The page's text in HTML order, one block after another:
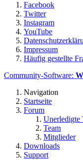
Facebook
Twitter
Instagram
YouTube
Impressum
Häufig gestellte
Community-Software:
Navigation
Startseite
Forum
Unerledigte
Team
Mitglieder
Downloads
Support